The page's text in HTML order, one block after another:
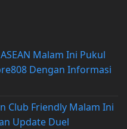
Malam Ini Pukul
Dengan Informasi
Club Friendly Malam Ini
Update Duel